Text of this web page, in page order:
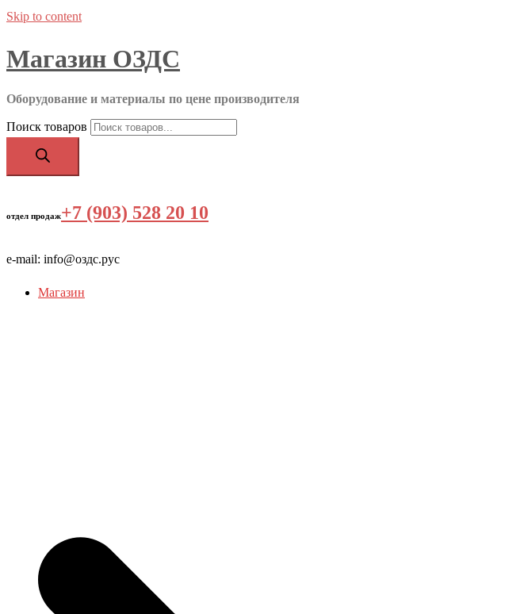
Skip to content
Магазин ОЗДС
Оборудование и материалы по цене производителя
Поиск товаров
отдел продаж+7 (903) 528 20 10
e-mail: info@оздс.рус
Магазин